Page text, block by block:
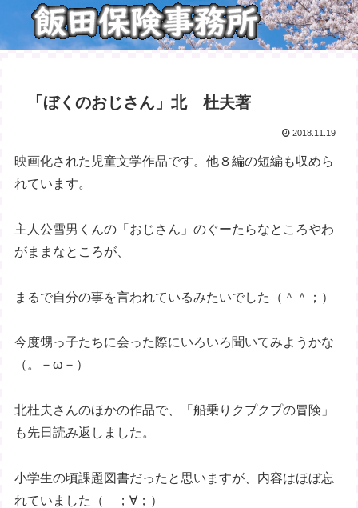
「ぼくのおじさん」北 杜夫著
2018.11.19
映画化された児童文学作品です。他８編の短編も収めら
れています。
主人公雪男くんの「おじさん」のぐーたらなところやわ
がままなところが、
まるで自分の事を言われているみたいでした（＾＾；）
今度甥っ子たちに会った際にいろいろ聞いてみようかな
（。－ω－）
北杜夫さんのほかの作品で、「船乗りクプクプの冒険」
も先日読み返しました。
小学生の頃課題図書だったと思いますが、内容はほぼ忘
れていました（ ；∀；）